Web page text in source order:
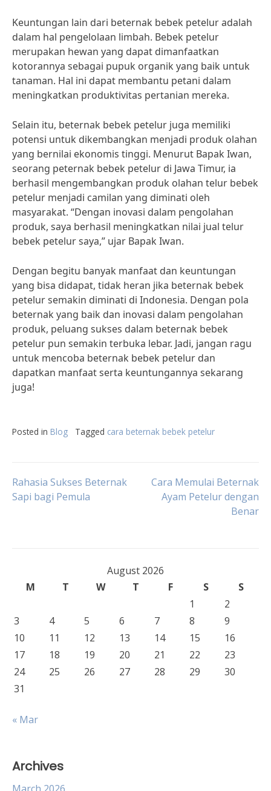
Keuntungan lain dari beternak bebek petelur adalah
dalam hal pengelolaan limbah. Bebek petelur
merupakan hewan yang dapat dimanfaatkan
kotorannya sebagai pupuk organik yang baik untuk
tanaman. Hal ini dapat membantu petani dalam
meningkatkan produktivitas pertanian mereka.
Selain itu, beternak bebek petelur juga memiliki
potensi untuk dikembangkan menjadi produk olahan
yang bernilai ekonomis tinggi. Menurut Bapak Iwan,
seorang peternak bebek petelur di Jawa Timur, ia
berhasil mengembangkan produk olahan telur bebek
petelur menjadi camilan yang diminati oleh
masyarakat. “Dengan inovasi dalam pengolahan
produk, saya berhasil meningkatkan nilai jual telur
bebek petelur saya,” ujar Bapak Iwan.
Dengan begitu banyak manfaat dan keuntungan
yang bisa didapat, tidak heran jika beternak bebek
petelur semakin diminati di Indonesia. Dengan pola
beternak yang baik dan inovasi dalam pengolahan
produk, peluang sukses dalam beternak bebek
petelur pun semakin terbuka lebar. Jadi, jangan ragu
untuk mencoba beternak bebek petelur dan
dapatkan manfaat serta keuntungannya sekarang
juga!
Posted in Blog Tagged cara beternak bebek petelur
Post
Rahasia Sukses Beternak
Sapi bagi Pemula
Cara Memulai Beternak
Ayam Petelur dengan
Benar
August 2026
M
T W T F S
S
1
2
3
4 5 6 7 8
9
10
11 12 13 14 15
16
17
18 19 20 21 22
23
24
25 26 27 28 29
30
31
« Mar
Archives